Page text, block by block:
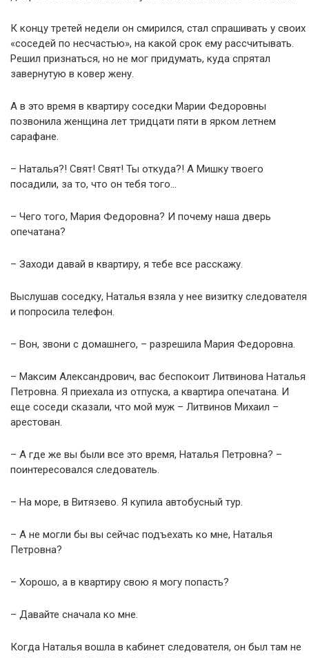
К концу третей недели он смирился, стал спрашивать у своих
«соседей по несчастью», на какой срок ему рассчитывать.
Решил признаться, но не мог придумать, куда спрятал
завернутую в ковер жену.
А в это время в квартиру соседки Марии Федоровны
позвонила женщина лет тридцати пяти в ярком летнем
сарафане.
– Наталья?! Свят! Свят! Ты откуда?! А Мишку твоего
посадили, за то, что он тебя того…
– Чего того, Мария Федоровна? И почему наша дверь
опечатана?
– Заходи давай в квартиру, я тебе все расскажу.
Выслушав соседку, Наталья взяла у нее визитку следователя
и попросила телефон.
– Вон, звони с домашнего, – разрешила Мария Федоровна.
– Максим Александрович, вас беспокоит Литвинова Наталья
Петровна. Я приехала из отпуска, а квартира опечатана. И
еще соседи сказали, что мой муж – Литвинов Михаил –
арестован.
– А где же вы были все это время, Наталья Петровна? –
поинтересовался следователь.
– На море, в Витязево. Я купила автобусный тур.
– А не могли бы вы сейчас подъехать ко мне, Наталья
Петровна?
– Хорошо, а в квартиру свою я могу попасть?
– Давайте сначала ко мне.
Когда Наталья вошла в кабинет следователя, он был там не